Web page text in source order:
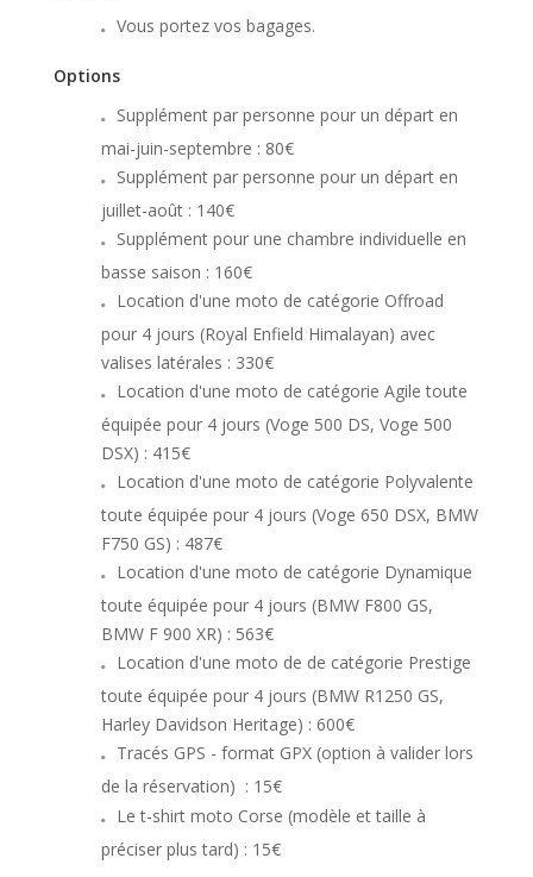
Vous portez vos bagages.
Options
Supplément par personne pour un départ en
mai-juin-septembre : 80€
Supplément par personne pour un départ en
juillet-août : 140€
Supplément pour une chambre individuelle en
basse saison : 160€
Location d'une moto de catégorie Offroad
pour 4 jours (Royal Enfield Himalayan) avec
valises latérales : 330€
Location d'une moto de catégorie Agile toute
équipée pour 4 jours (Voge 500 DS, Voge 500
DSX) : 415€
Location d'une moto de catégorie Polyvalente
toute équipée pour 4 jours (Voge 650 DSX, BMW
F750 GS) : 487€
Location d'une moto de catégorie Dynamique
toute équipée pour 4 jours (BMW F800 GS,
BMW F 900 XR) : 563€
Location d'une moto de de catégorie Prestige
toute équipée pour 4 jours (BMW R1250 GS,
Harley Davidson Heritage) : 600€
Tracés GPS - format GPX (option à valider lors
de la réservation) : 15€
Le t-shirt moto Corse (modèle et taille à
préciser plus tard) : 15€